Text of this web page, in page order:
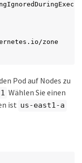
zone
Pod auf Nodes zu
Wählen Sie einen
ist us-east1-a